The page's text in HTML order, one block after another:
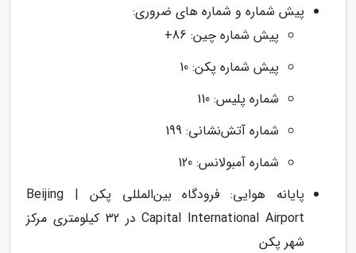
پیش شماره و شماره های ضروری:
پیش شماره چین: 86+
پیش شماره پکن: 10
شماره پلیس: 110
شماره آتش‌نشانی: 199
شماره آمبولانس: 120
پایانه هوایی: فرودگاه بین‌المللی پکن | Beijing
Capital International Airport در 32 کیلومتری مرکز
شهر پکن